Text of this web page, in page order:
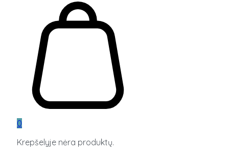
0
Krepšelyje nėra produktų.